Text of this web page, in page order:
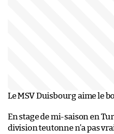
Le MSV Duisbourg aime le
En stage de mi-saison en
division teutonne n’a pas